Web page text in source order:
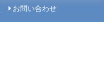
お問い合わせ